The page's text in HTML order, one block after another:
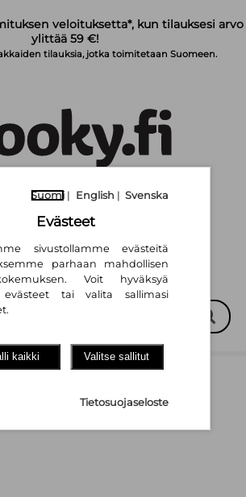
veloituksetta*, kun tilauksesi arvo
ylittää 59 €!
tilauksia, jotka toimitetaan Suomeen.
| English | Svenska
sarastus
Helene Bützow (käänt.),Einari
Suomi | English | Svenska
Evästeet
sivustollamme evästeitä
parhaan mahdollisen
Voit hyväksyä
tai valita sallimasi
kaikki Valitse sallitut
Tietosuojaseloste